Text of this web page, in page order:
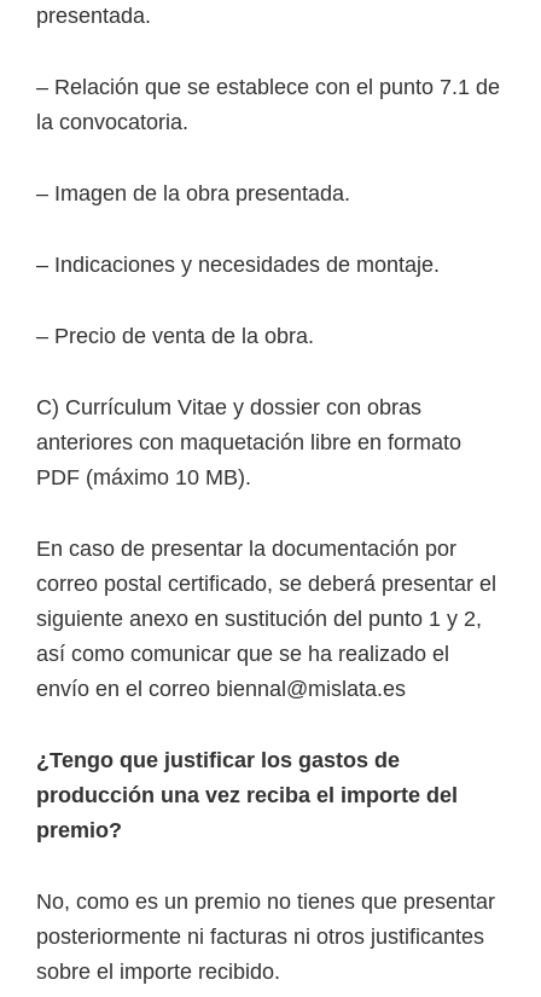
presentada.
– Relación que se establece con el punto 7.1 de
la convocatoria.
– Imagen de la obra presentada.
– Indicaciones y necesidades de montaje.
– Precio de venta de la obra.
C) Currículum Vitae y dossier con obras
anteriores con maquetación libre en formato
PDF (máximo 10 MB).
En caso de presentar la documentación por
correo postal certificado, se deberá presentar el
siguiente anexo en sustitución del punto 1 y 2,
así como comunicar que se ha realizado el
envío en el correo biennal@mislata.es
¿Tengo que justificar los gastos de
producción una vez reciba el importe del
premio?
No, como es un premio no tienes que presentar
posteriormente ni facturas ni otros justificantes
sobre el importe recibido.